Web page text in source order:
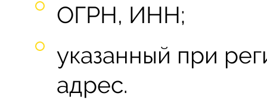
ОГРН, ИНН;
указанный при
адрес.